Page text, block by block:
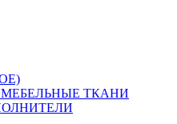
МЕБЕЛЬНЫЕ ТКАНИ